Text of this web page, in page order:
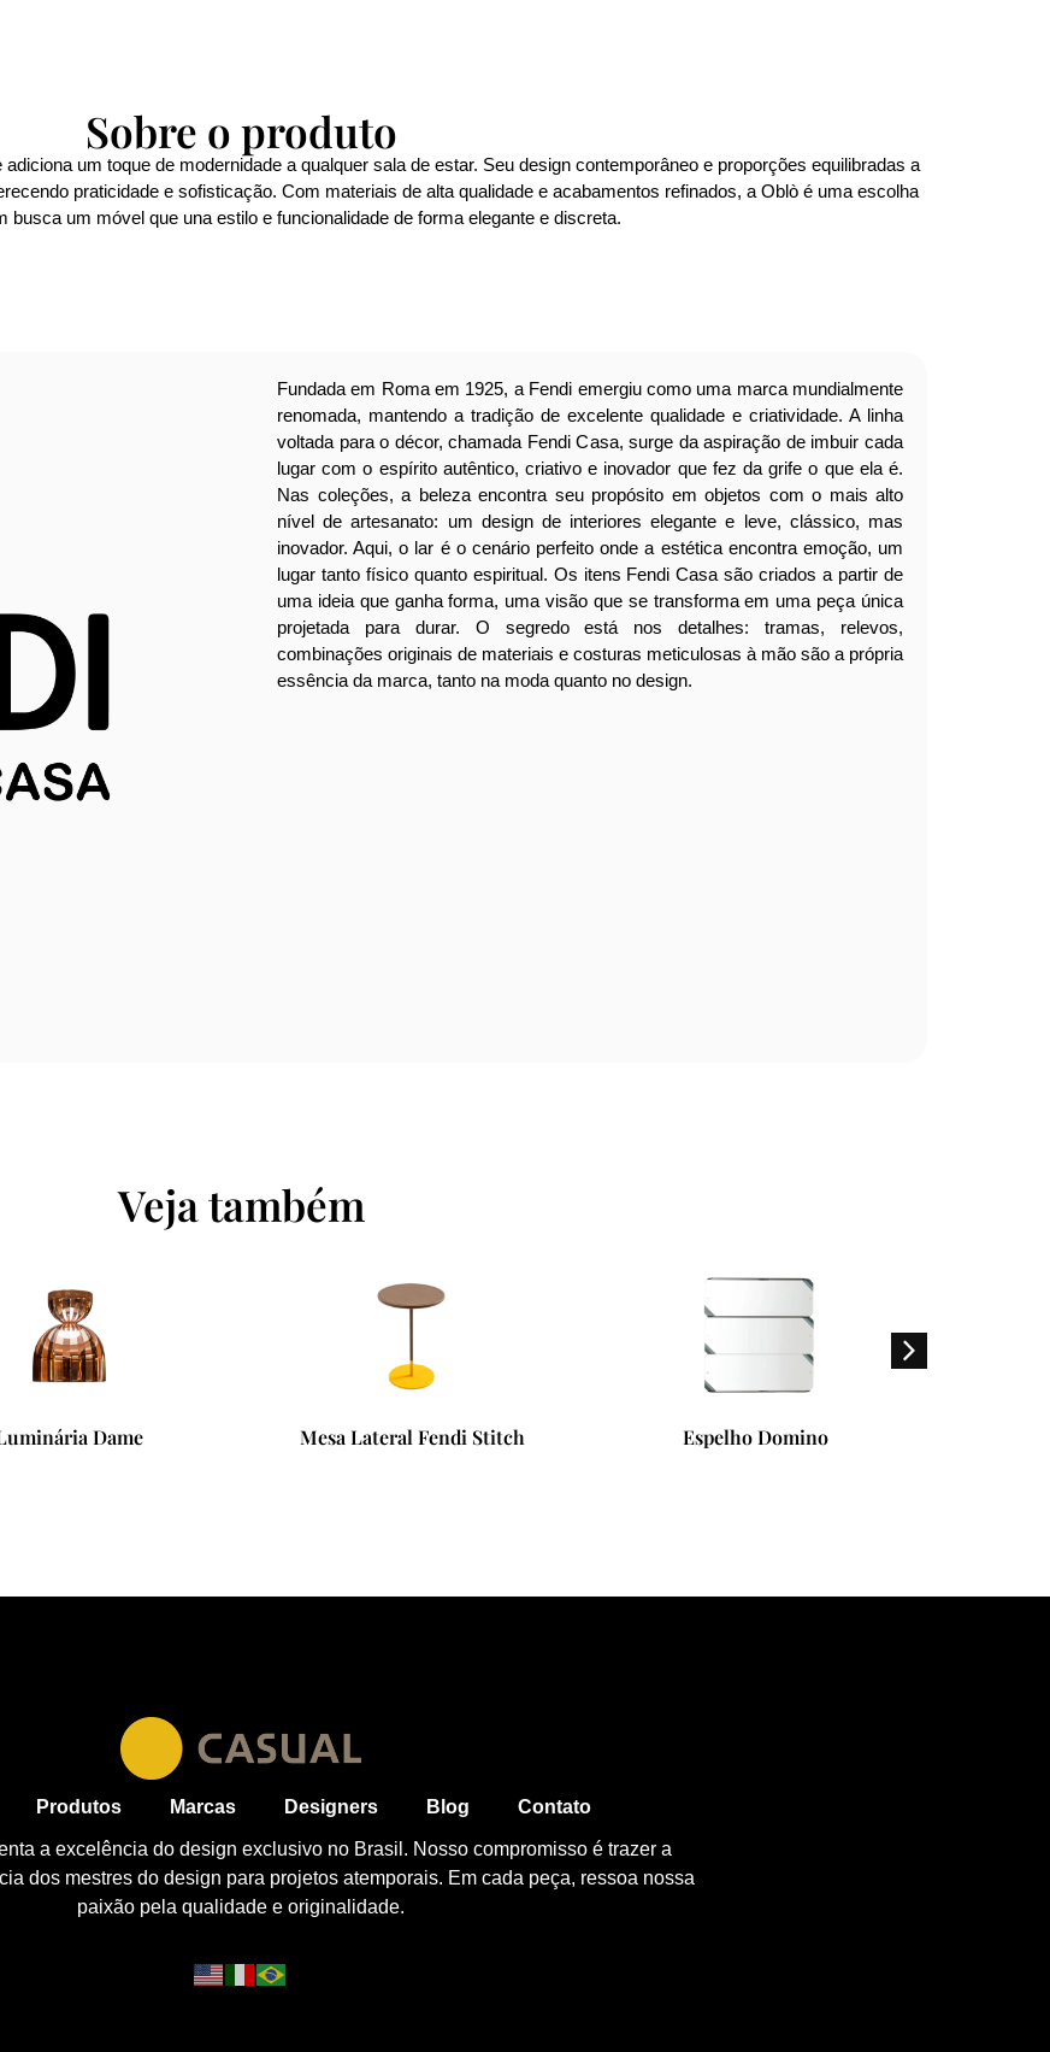
Sobre o produto
um toque de modernidade a qualquer sala de estar. Seu design contemporâneo e proporções equilibradas a
praticidade e sofisticação. Com materiais de alta qualidade e acabamentos refinados, a Oblò é uma escolha
busca um móvel que una estilo e funcionalidade de forma elegante e discreta.
Fundada em Roma em 1925, a Fendi emergiu como uma marca mundialmente
renomada, mantendo a tradição de excelente qualidade e criatividade. A linha
voltada para o décor, chamada Fendi Casa, surge da aspiração de imbuir cada
lugar com o espírito autêntico, criativo e inovador que fez da grife o que ela é.
Nas coleções, a beleza encontra seu propósito em objetos com o mais alto
nível de artesanato: um design de interiores elegante e leve, clássico, mas
inovador. Aqui, o lar é o cenário perfeito onde a estética encontra emoção, um
lugar tanto físico quanto espiritual. Os itens Fendi Casa são criados a partir de
uma ideia que ganha forma, uma visão que se transforma em uma peça única
projetada para durar. O segredo está nos detalhes: tramas, relevos,
combinações originais de materiais e costuras meticulosas à mão são a própria
essência da marca, tanto na moda quanto no design.
Veja também
Dame Mesa Lateral Fendi Stitch Espelho Domino
Produtos Marcas Designers Blog Contato
a excelência do design exclusivo no Brasil. Nosso compromisso é trazer a
dos mestres do design para projetos atemporais. Em cada peça, ressoa nossa
paixão pela qualidade e originalidade.